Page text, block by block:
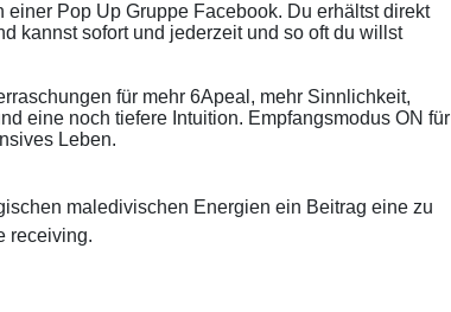
Pop Up Gruppe Facebook. Du erhältst direkt
kannst sofort und jederzeit und so oft du willst
für mehr 6Apeal, mehr Sinnlichkeit,
eine noch tiefere Intuition. Empfangsmodus ON für
Leben.
maledivischen Energien ein Beitrag eine zu
receiving.